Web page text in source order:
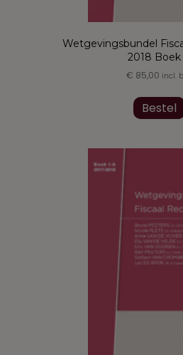
Wetgevingsbundel
2018 Boek
€ 85,00 incl.
Bestel